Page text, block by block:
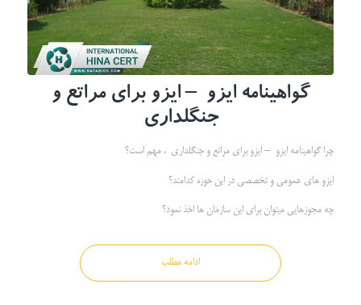
گواهینامه ایزو – ایزو برای مراتع و
جنگلداری
چرا گواهینامه ایزو – ایزو برای مراتع و جنگلداری ، مهم است؟
ایزو های عمومی و تخصصی در این حوزه کدامند؟
چه مجوزهایی میتوان برای این سازمان ها اخذ نمود؟
ادامه مطلب